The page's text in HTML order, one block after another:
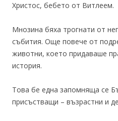
Христос, бебето от Витлеем.
Мнозина бяха трогнати от
събития. Още повече от
животни, което придаваше
история.
Това бе една запомняща се
присъстващи – възрастни и